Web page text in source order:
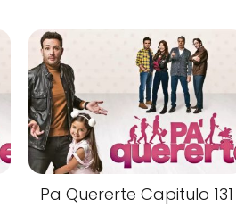
Pa Quererte Capitulo 131